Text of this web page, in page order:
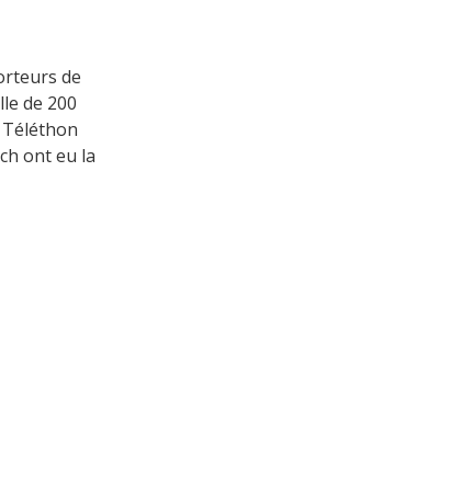
de
de 200
ont eu la